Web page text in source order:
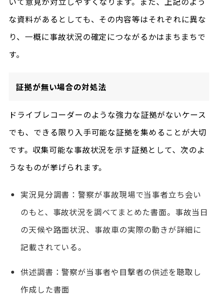
な資料があるとしても、その内容等はそれぞれに異な
り、一概に事故状況の確定につながるかはまちまちで
す。
証拠が無い場合の対処法
ドライブレコーダーのような強力な証拠がないケース
でも、できる限り入手可能な証拠を集めることが大切
です。収集可能な事故状況を示す証拠として、次のよ
うなものが挙げられます。
実況見分調書：警察が事故現場で当事者立ち会い
のもと、事故状況を調べてまとめた書面。事故当日
の天候や路面状況、事故車の実際の動きが詳細に
記載されている。
供述調書：警察が当事者や目撃者の供述を聴取し
作成した書面